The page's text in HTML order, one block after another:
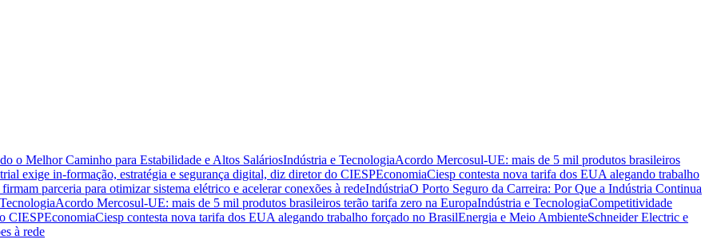
o Melhor Caminho para Estabilidade e Altos SaláriosIndústria e TecnologiaAcordo Mercosul-UE: mais de 5 mil produtos brasileiros
exige in-formação, estratégia e segurança digital, diz diretor do CIESPEconomiaCiesp contesta nova tarifa dos EUA alegando trabalho
parceria para otimizar sistema elétrico e acelerar conexões à redeIndústriaO Porto Seguro da Carreira: Por Que a Indústria Continua
Acordo Mercosul-UE: mais de 5 mil produtos brasileiros terão tarifa zero na EuropaIndústria e TecnologiaCompetitividade
CIESPEconomiaCiesp contesta nova tarifa dos EUA alegando trabalho forçado no BrasilEnergia e Meio AmbienteSchneider Electric e
à rede